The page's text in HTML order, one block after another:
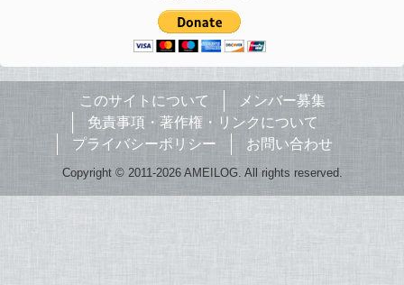
このサイトについて
メンバー募集
免責事項・著作権・リンクについて
プライバシーポリシー
お問い合わせ
Copyright © 2011-2026 AMEILOG. All rights reserved.